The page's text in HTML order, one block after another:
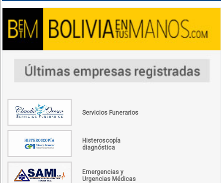
Servicios Funerarios
Histeroscopía
diagnóstica
Emergencias y
Urgencias Médicas